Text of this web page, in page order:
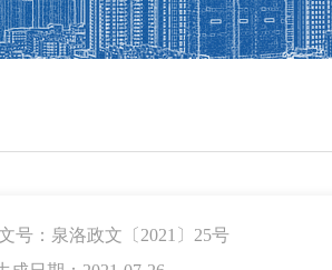
号：泉洛政文〔2021〕25号